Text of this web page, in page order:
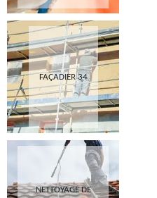
FAÇADIER 34
NETTOYAGE DE